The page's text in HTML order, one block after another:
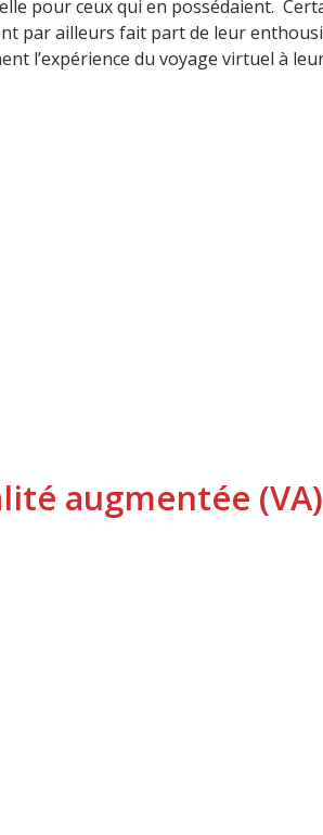
pour ceux qui en possédaient.
par ailleurs fait part de leur
l’expérience du voyage virtuel à
augmentée (VA)